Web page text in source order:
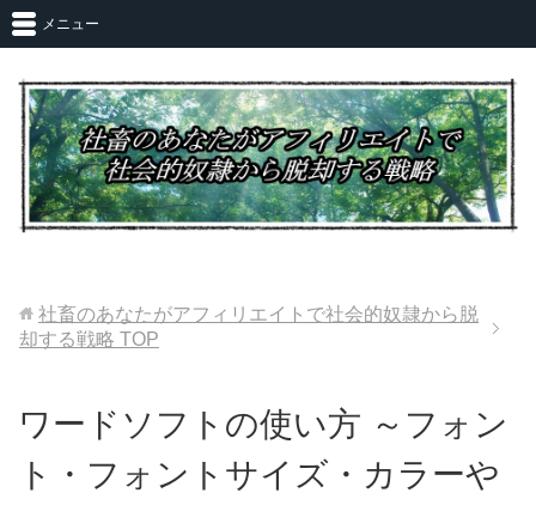
メニュー
社畜のあなたがアフィリエイトで社会的奴隷から脱
却する戦略 TOP
ワードソフトの使い方 ～フォン
ト・フォントサイズ・カラーや